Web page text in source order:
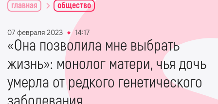
главная общество
07 февраля 2023 14:17
«Она позволила мне выбрать
жизнь»: монолог матери, чья дочь
умерла от редкого генетического